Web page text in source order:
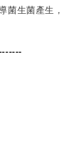
菌生菌產生，